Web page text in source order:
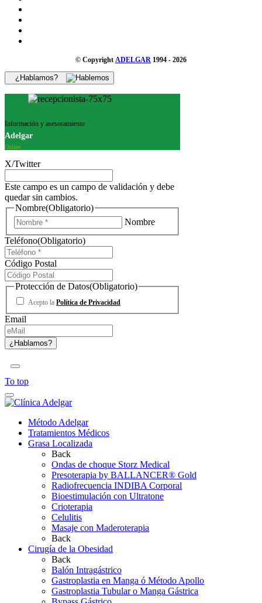
© Copyright ADELGAR 1994 - 2026
¿Hablamos?
Información y asesoramiento
Adelgar
Online
X/Twitter
Este campo es un campo de validación y debe
quedar sin cambios.
Nombre(Obligatorio)
Nombre
Teléfono(Obligatorio)
Código Postal
Protección de Datos(Obligatorio)
Acepto la Política de Privacidad
Email
To top
Método Adelgar
Tratamientos Médicos
Grasa Localizada
Back
Ondas de choque Storz Medical
Presoterapia by BALLANCER® Gold
Radiofrecuencia INDIBA Corporal
Bioestimulación con Ultratone
Crioterapia
Celulitis
Masaje con Maderoterapia
Back
Cirugía de la Obesidad
Back
Balón Intragástrico
Gastroplastia en Manga ó Método Apollo
Gastroplastia Tubular o Manga Gástrica